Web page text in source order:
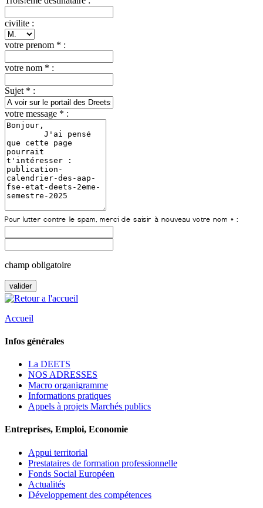
civilite :
votre prenom * :
votre nom * :
Sujet * :
votre message * :
champ obligatoire
Accueil
Infos générales
La DEETS
NOS ADRESSES
Macro organigramme
Informations pratiques
Appels à projets Marchés publics
Entreprises, Emploi, Economie
Appui territorial
Prestataires de formation professionnelle
Fonds Social Européen
Actualités
Développement des compétences